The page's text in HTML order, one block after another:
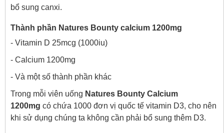
bổ sung canxi.
Thành phần Natures Bounty calcium 1200mg
- Vitamin D 25mcg (1000iu)
- Calcium 1200mg
- Và một số thành phần khác
Trong mỗi viên uống Natures Bounty Calcium
1200mg có chứa 1000 đơn vị quốc tế vitamin D3, cho nên
khi sử dụng chúng ta không cần phải bổ sung thêm D3.